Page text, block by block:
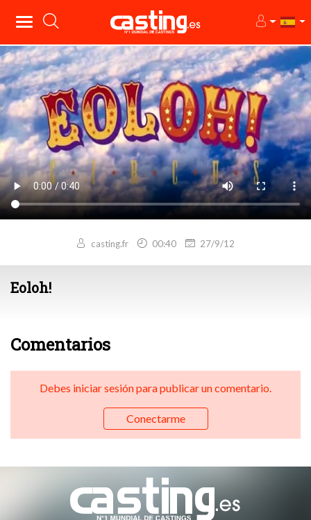
casting.fr 00:40 27/9/12
Eoloh!
Comentarios
Debes iniciar sesión para publicar un comentario.
Conectarme